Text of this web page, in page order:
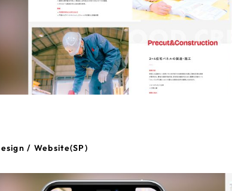
/ Website(SP)